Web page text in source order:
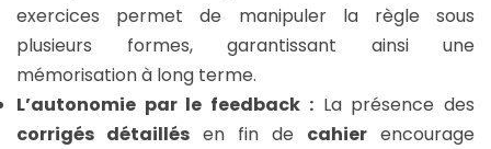
exercices permet de manipuler la règle sous
plusieurs formes, garantissant ainsi une
mémorisation à long terme.
L’autonomie par le feedback :La présence des
corrigés détaillés en fin de cahier encourage